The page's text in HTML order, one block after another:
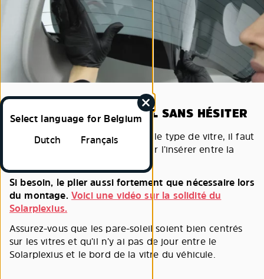
Select language for Belgium
Dutch
Français
5. PLIEZ LE PARE-SOLEIL SANS HÉSITER
Suivant le modèle de voiture et le type de vitre, il faut
plier le Solarplexius pour pouvoir l’insérer entre la
Si besoin, le plier aussi fortement que nécessaire lors
du montage. Voici une vidéo sur la solidité du
Solarplexius.
Assurez-vous que les pare-soleil soient bien centrés
sur les vitres et qu’il n’y ai pas de jour entre le
Solarplexius et le bord de la vitre du véhicule.